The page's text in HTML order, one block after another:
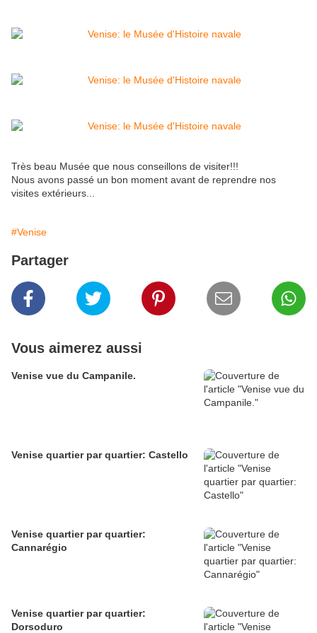
Très beau Musée que nous conseillons de visiter!!!
Nous avons passé un bon moment avant de reprendre nos
visites extérieurs...
#Venise
Partager
Vous aimerez aussi
Venise vue du Campanile.
Venise quartier par quartier: Castello
Venise quartier par quartier:
Cannarégio
Venise quartier par quartier:
Dorsoduro